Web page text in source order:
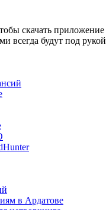
скачать приложение
всегда будут под рукой
в Ардатове